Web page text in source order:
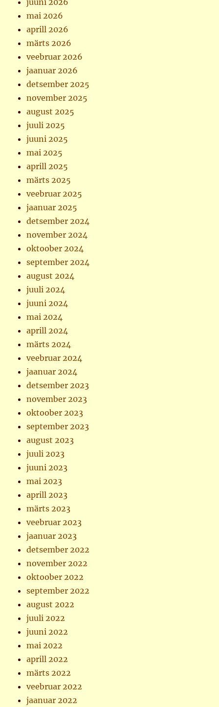
juuni 2026
mai 2026
aprill 2026
märts 2026
veebruar 2026
jaanuar 2026
detsember 2025
november 2025
august 2025
juuli 2025
juuni 2025
mai 2025
aprill 2025
märts 2025
veebruar 2025
jaanuar 2025
detsember 2024
november 2024
oktoober 2024
september 2024
august 2024
juuli 2024
juuni 2024
mai 2024
aprill 2024
märts 2024
veebruar 2024
jaanuar 2024
detsember 2023
november 2023
oktoober 2023
september 2023
august 2023
juuli 2023
juuni 2023
mai 2023
aprill 2023
märts 2023
veebruar 2023
jaanuar 2023
detsember 2022
november 2022
oktoober 2022
september 2022
august 2022
juuli 2022
juuni 2022
mai 2022
aprill 2022
märts 2022
veebruar 2022
jaanuar 2022